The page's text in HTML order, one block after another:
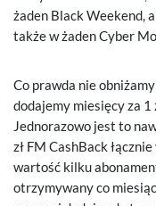
żaden Black Weekend,
także w żaden Cyber
Co prawda nie
dodajemy miesięcy za 1
Jednorazowo jest to
zł FM CashBack
wartość kilku
otrzymywany co